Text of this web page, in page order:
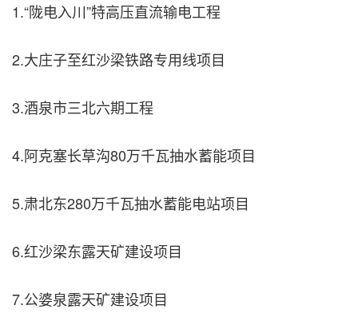
1.“陇电入川”特高压直流输电工程
2.大庄子至红沙梁铁路专用线项目
3.酒泉市三北六期工程
4.阿克塞长草沟80万千瓦抽水蓄能项目
5.肃北东280万千瓦抽水蓄能电站项目
6.红沙梁东露天矿建设项目
7.公婆泉露天矿建设项目